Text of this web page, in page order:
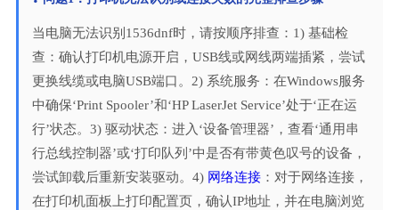
当电脑无法识别1536dnf时，请按顺序排查：1) 基础检
查：确认打印机电源开启，USB线或网线两端插紧，尝试
更换线缆或电脑USB端口。2) 系统服务：在Windows服务
中确保‘Print Spooler’和‘HP LaserJet Service’处于‘正在运
行’状态。3) 驱动状态：进入‘设备管理器’，查看‘通用串
行总线控制器’或‘打印队列’中是否有带黄色叹号的设备，
尝试卸载后重新安装驱动。4) 网络连接：对于网络连接，
在打印机面板上打印配置页，确认IP地址，并在电脑浏览